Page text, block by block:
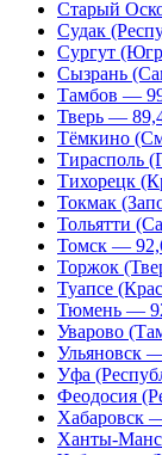
Старый
Судак
Сургут
Сызрань
Тамбов —
Тверь —
Тёмкино
Тирасполь
Тихорецк
Токмак
Тольятти
Томск —
Торжок
Туапсе
Тюмень —
Уварово
Ульяновск
Уфа
Феодосия
Хабаровск
Ханты-